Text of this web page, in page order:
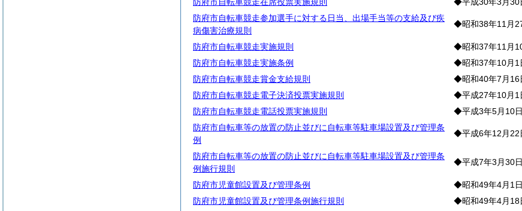
防府市自転車競走参加選手に対する日当、出場手当等の支給及び疾
病傷害治療規則
◆昭和38年11月
防府市自転車競走実施規則 ◆昭和37年11月
防府市自転車競走実施条例
◆昭和37年10月1
防府市自転車競走賞金支給規則
◆昭和40年7月16
防府市自転車競走電子決済投票実施規則
◆平成27年10月1
防府市自転車競走電話投票実施規則
◆平成3年5月10日
防府市自転車等の放置の防止並びに自転車等駐車場設置及び管理条
例
◆平成6年12月22
防府市自転車等の放置の防止並びに自転車等駐車場設置及び管理条
例施行規則
◆平成7年3月30日
防府市児童館設置及び管理条例 ◆昭和49年4月1日
防府市児童館設置及び管理条例施行規則
◆昭和49年4月18